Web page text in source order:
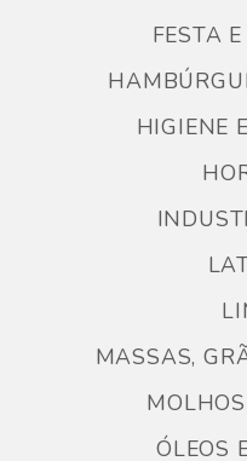
FESTA
HIGIENE
MASSAS,
ÓLEOS